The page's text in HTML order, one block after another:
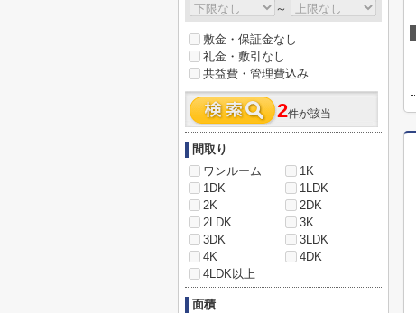
～
敷金・保証金なし
礼金・敷引なし
共益費・管理費込み
2件が該当
間取り
ワンルーム
1K
1DK
1LDK
2K
2DK
2LDK
3K
3DK
3LDK
4K
4DK
4LDK以上
面積